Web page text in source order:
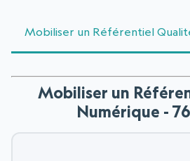
Mobiliser un Référentiel
Mobiliser un
Numérique -